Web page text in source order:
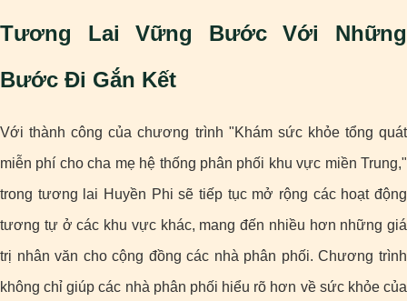
Tương Lai Vững Bước Với Những
Bước Đi Gắn Kết
Với thành công của chương trình "Khám sức khỏe tổng quát
miễn phí cho cha mẹ hệ thống phân phối khu vực miền Trung,"
trong tương lai Huyền Phi sẽ tiếp tục mở rộng các hoạt động
tương tự ở các khu vực khác, mang đến nhiều hơn những giá
trị nhân văn cho cộng đồng các nhà phân phối. Chương trình
không chỉ giúp các nhà phân phối hiểu rõ hơn về sức khỏe của